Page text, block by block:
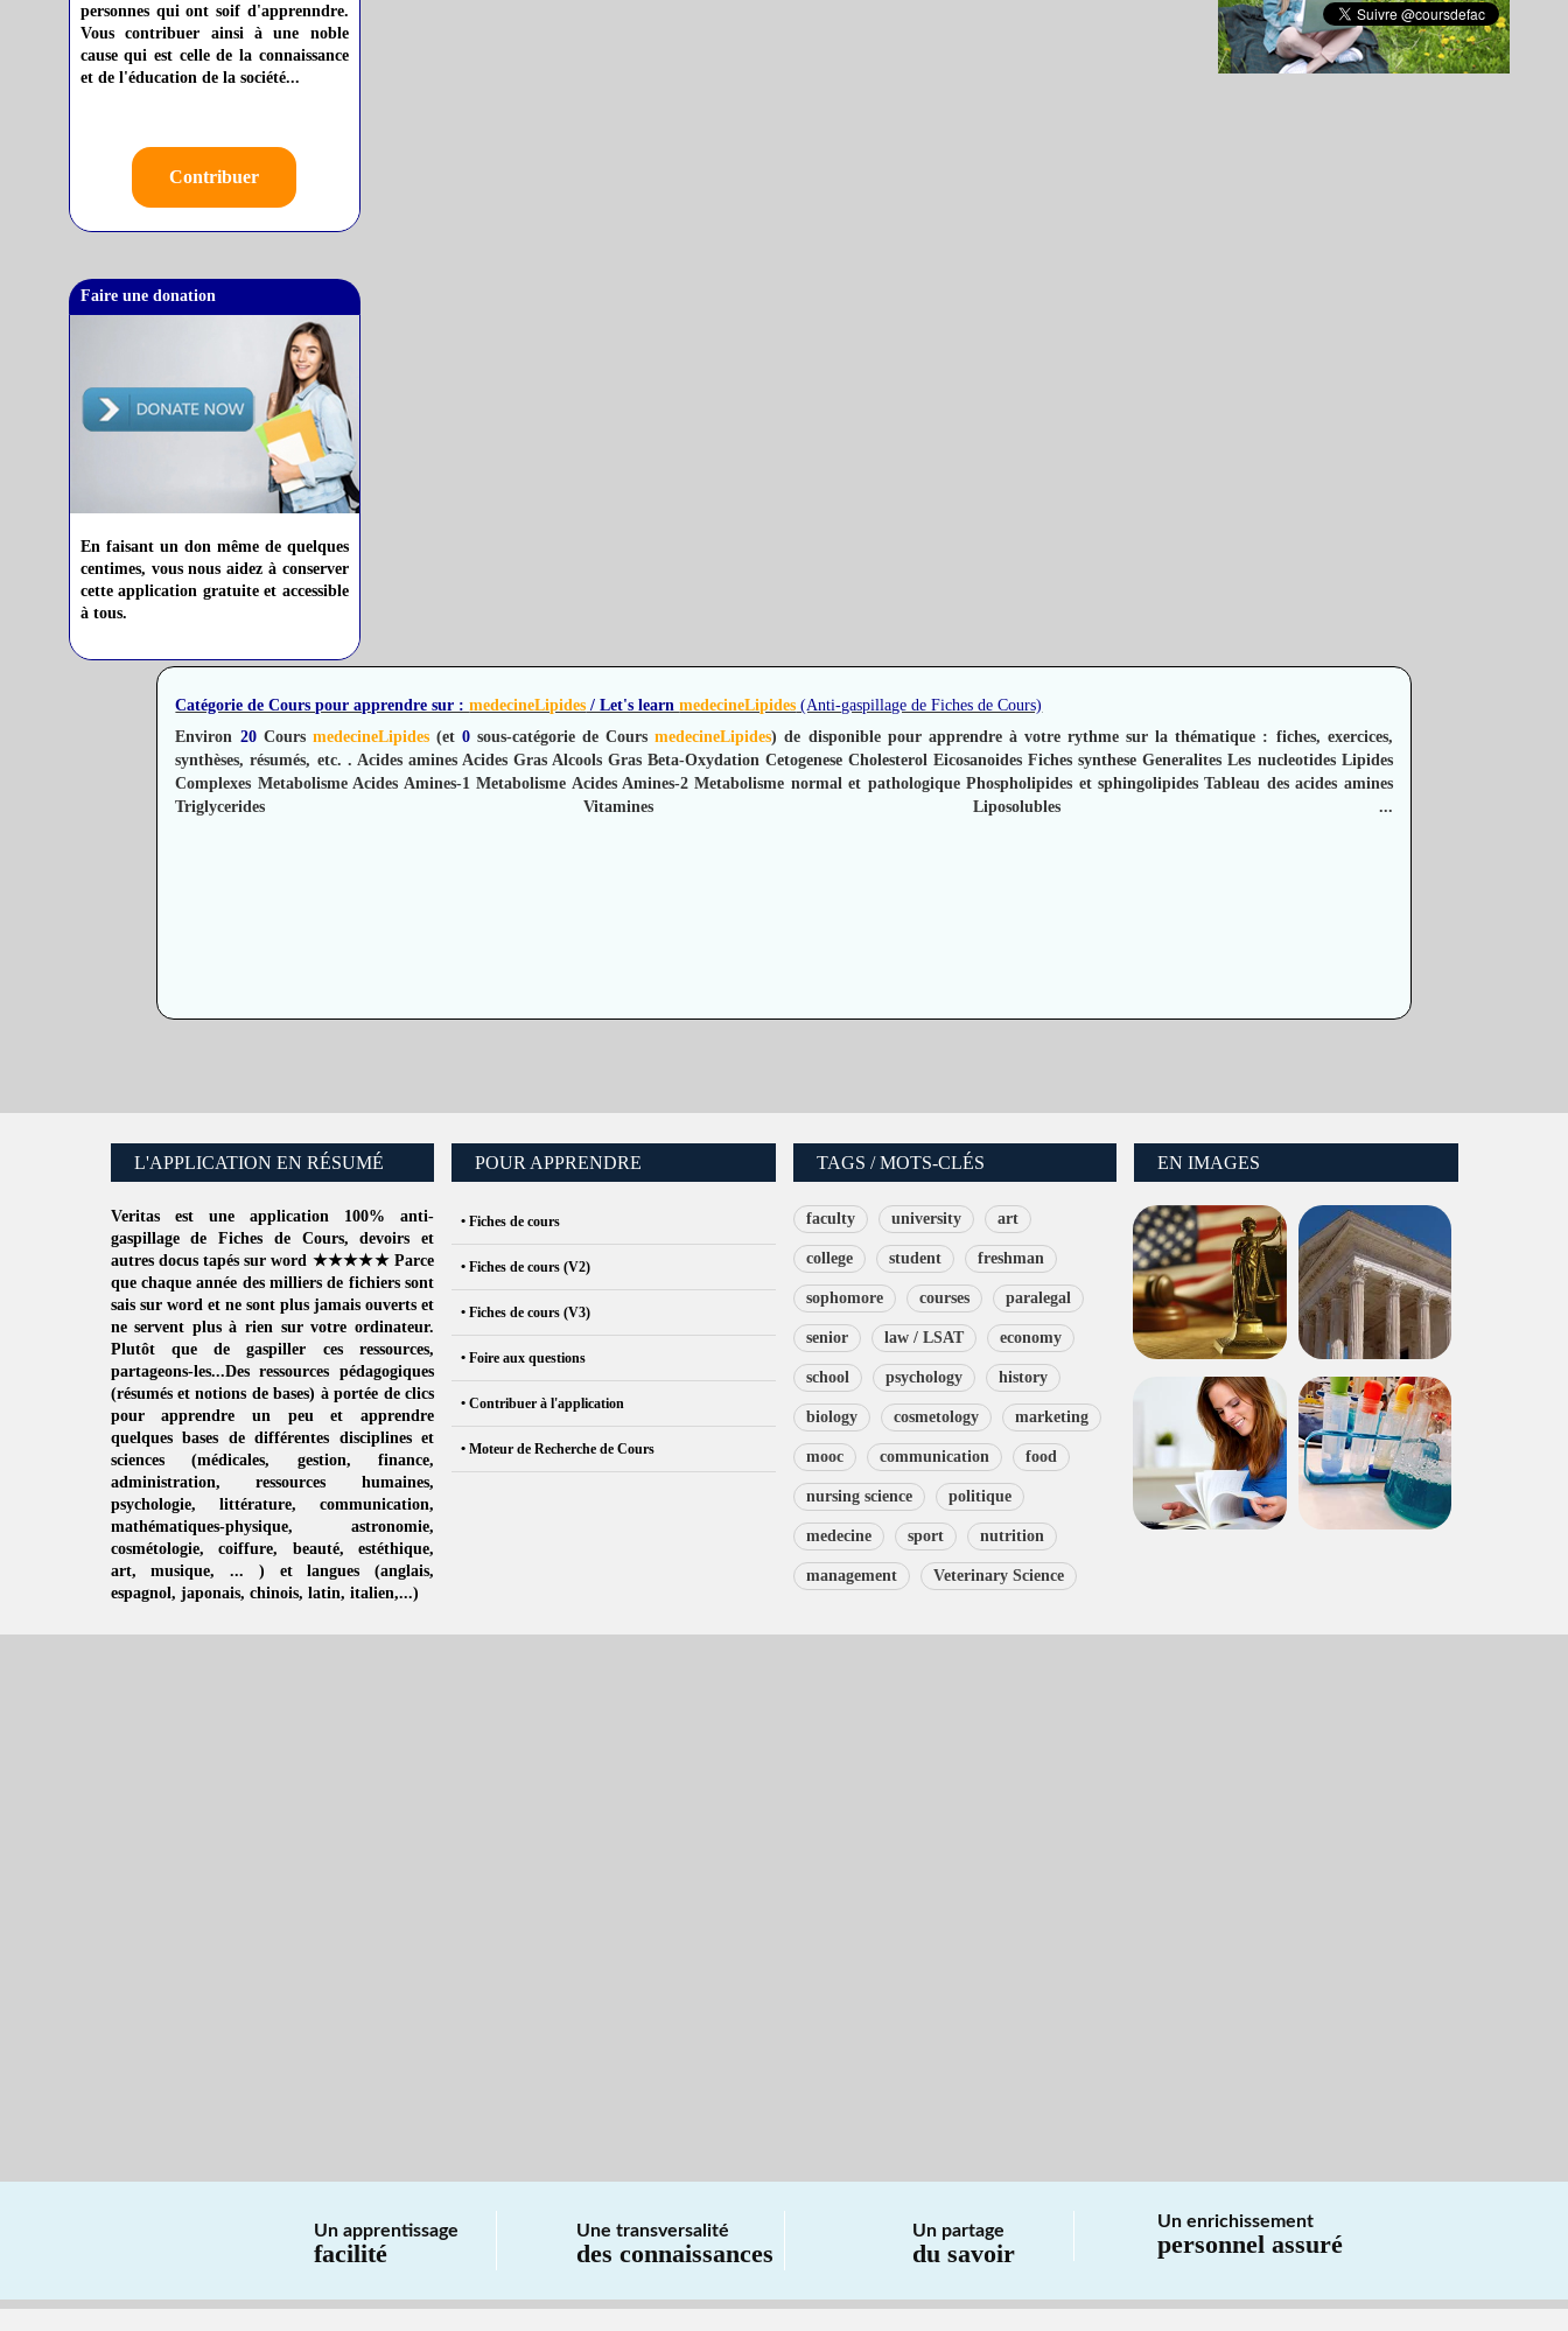
personnes qui ont soif d'apprenndre.
Vous contribuer ainsi à une noble
cause qui est celle de la connaissance
et de l'éducation de la société...
Contribuer
Faire une donation
En faisant un don même de quelques
centimes, vous nous aidez à conserver
cette application gratuite et accessible
à tous.
Catégorie de Cours pour apprendre sur :medecineLipides / Let's learnmedecineLipides (Anti-gaspillage de Fiches de Cours)
Environ 20Cours medecineLipides(et 0sous-catégorie de CoursmedecineLipides) de disponible pour apprendre à votre rythme sur la thématique : fiches, exercices,
synthèses, résumés, etc. . Acides amines Acides Gras Alcools Gras Beta-Oxydation Cetogenese Cholesterol Eicosanoides Fiches synthese Generalites Les nucleotides Lipides
Complexes Metabolisme Acides Amines-1 Metabolisme Acides Amines-2 Metabolisme normal et pathologique Phospholipides et sphingolipides Tableau des acides amines
Triglycerides
Vitamines Liposolubles ...
L'APPLICATION EN RÉSUMÉ
Veritasest une application 100% anti-
gaspillage de Fiches de Cours, devoirs et
autres docus tapés sur word ★★★★★ Parce
que chaque année des milliers de fichiers sont
sais sur word et ne sont plus jamais ouverts et
ne servent plus à rien sur votre ordinateur.
Plutôt que degaspiller ces ressources,
partageons-les...Des ressources pédagogiques
(résumés et notions de bases) à portée de clics
pour apprendre un peu et apprendre
quelques bases de différentes disciplines et
sciences (médicales, gestion, finance,
administration,ressources humaines,
psychologie, littérature, communication,
mathématiques-physique, astronomie,
cosmétologie, coiffure, beauté, estéthique,
art,musique, ... ) et langues (anglais,
espagnol, japonais, chinois, latin, italien,...)
POUR APPRENDRE
• Fiches de cours
• Fiches de cours (V2)
• Fiches de cours (V3)
• Foire aux questions
• Contribuer à l'application
• Moteur de Recherche de Cours
TAGS / MOTS-CLÉS
faculty university art
college student freshman
sophomore courses paralegal
senior law / LSAT economy
school psychology history
biology cosmetology marketing
mooc communication food
nursing science politique
medecine sport nutrition
management Veterinary Science
EN IMAGES
Un apprentissage
facilité
Une transversalité
des connaissances
Un partage
du savoir
Un enrichissement
personnel assuré